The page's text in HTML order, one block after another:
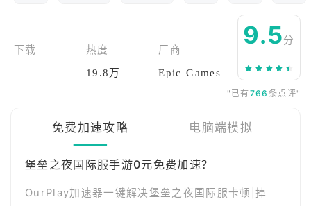
下载
——
热度
19.8万
厂商
Epic Games
9.5分
"已有766 条点评"
免费加速攻略 电脑端模拟
堡垒之夜国际服手游0元免费加速？
OurPlay加速器一键解决堡垒之夜国际服卡顿|掉